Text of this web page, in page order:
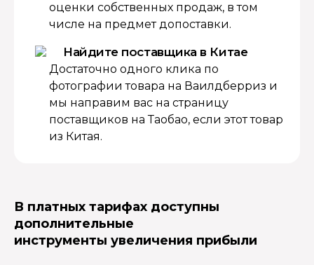
оценки собственных продаж, в том
числе на предмет допоставки.
Найдите поставщика в Китае
Достаточно одного клика по
фотографии товара на Ваилдберриз и
мы направим вас на страницу
поставщиков на Таобао, если этот товар
из Китая.
В платных тарифах доступны
дополнительные
инструменты увеличения прибыли